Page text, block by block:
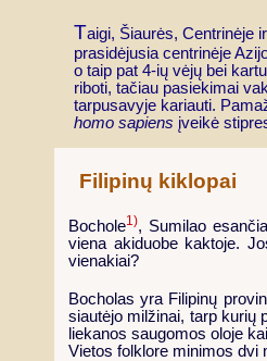
Taigi, Šiaurės, Centrinėje
prasidėjusia centrinėje
o taip pat 4-ių vėjų bei
riboti, tačiau pasiekimai
tarpusavyje kariauti.
homo sapiens įveikė
Filipinų kiklopai
Bochole1), Sumilao
viena akiduobe kaktoje.
vienakiai?
Bocholas yra Filipinų
siautėjo milžinai, tarp kurių
liekanos saugomos oloje
Vietos folklore minimos dvi